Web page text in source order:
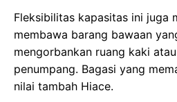
Fleksibilitas kapasitas ini juga
membawa barang bawaan
mengorbankan ruang kaki
penumpang. Bagasi yang
nilai tambah Hiace.